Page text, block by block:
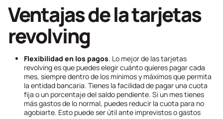
Ventajas de la tarjetas
revolving
Flexibilidad en los pagos. Lo mejor de las tarjetas
revolvinges que puedes elegir cuánto quieres pagar cada
mes, siempre dentro de los mínimos y máximos que permita
la entidad bancaria. Tienes la facilidad de pagar una cuota
fija o un porcentaje del saldo pendiente. Si un mes tienes
más gastos de lo normal, puedes reducir la cuota para no
agobiarte. Esto puede ser útil ante imprevistos o gastos